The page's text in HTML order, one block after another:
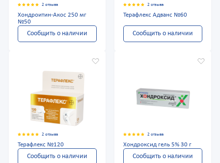
2 отзыва
Хондроитин-Акос 250 мг
№50
Сообщить о наличии
2 отзыва
Терафлекс Адванс №60
Сообщить о наличии
2 отзыва
Терафлекс №120
Сообщить о наличии
2 отзыва
Хондроксид гель 5% 30 г
Сообщить о наличии